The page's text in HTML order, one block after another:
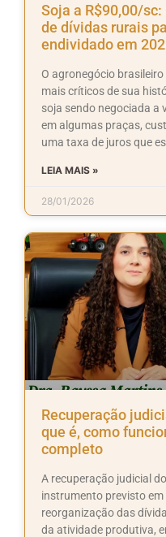
Soja a R$90,00/
de dívidas rurais
endividado em
O agronegócio
mais críticos de sua
soja sendo negociada a
em algumas praças,
uma taxa de juros que
LEIA MAIS »
28/01/2026
Recuperação
que é, como
completo
A recuperação judicial
instrumento previsto em
reorganização das
da atividade produtiva,